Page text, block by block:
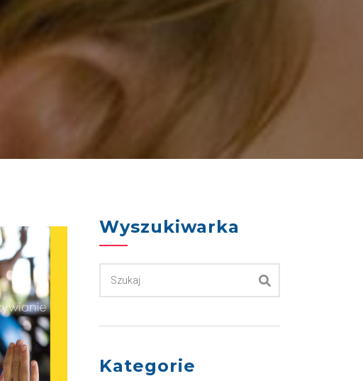
Wyszukiwarka
Kategorie